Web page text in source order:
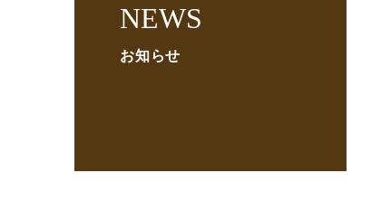
NEWS
お知らせ